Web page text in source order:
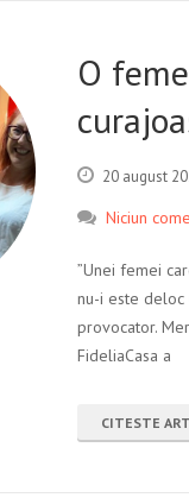
O
20 august
Niciun
”Unei femei
nu-i este deloc
provocator.
FideliaCasa a
CITESTE